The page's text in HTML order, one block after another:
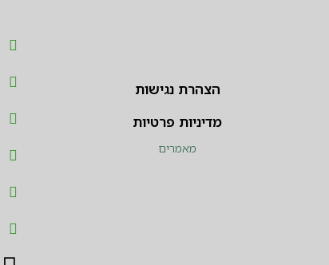
הצהרת נגישות
מדיניות פרטיות
מאמרים